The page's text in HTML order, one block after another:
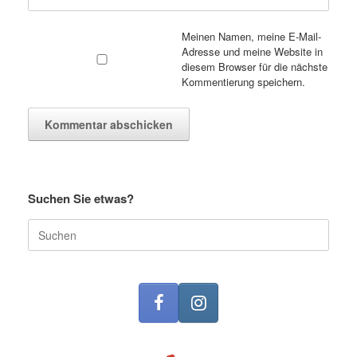
Meinen Namen, meine E-Mail-
Adresse und meine Website in
diesem Browser für die nächste
Kommentierung speichern.
Suchen Sie etwas?
nach: